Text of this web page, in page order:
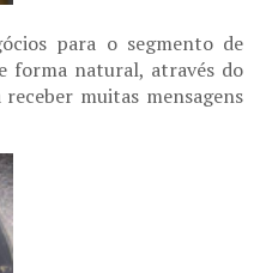
para o segmento de
forma natural, através do
muitas mensagens